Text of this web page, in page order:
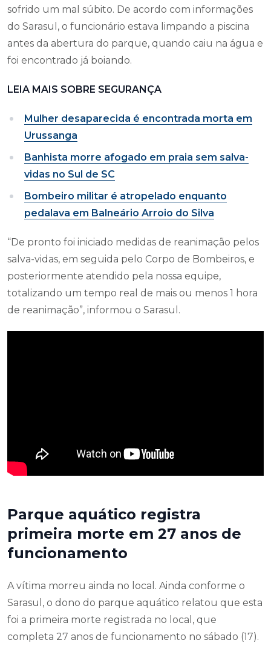
sofrido um mal súbito. De acordo com informações
do Sarasul, o funcionário estava limpando a piscina
antes da abertura do parque, quando caiu na água e
foi encontrado já boiando.
LEIA MAIS SOBRE SEGURANÇA
Mulher desaparecida é encontrada morta em
Urussanga
Banhista morre afogado em praia sem salva-
vidas no Sul de SC
Bombeiro militar é atropelado enquanto
pedalava em Balneário Arroio do Silva
“De pronto foi iniciado medidas de reanimação pelos
salva-vidas, em seguida pelo Corpo de Bombeiros, e
posteriormente atendido pela nossa equipe,
totalizando um tempo real de mais ou menos 1 hora
de reanimação”, informou o Sarasul.
Parque aquático registra
primeira morte em 27 anos de
funcionamento
A vítima morreu ainda no local. Ainda conforme o
Sarasul, o dono do parque aquático relatou que esta
foi a primeira morte registrada no local, que
completa 27 anos de funcionamento no sábado (17).